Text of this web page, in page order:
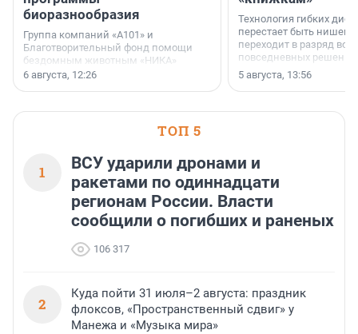
биоразнообразия
Группа компаний «А101» и
Благотворительный фонд помощи
бездомным животным «НИКА»
заключили соглашение о
6 августа, 12:26
Технология гибких
перестает быть
переходит в разряд
повседневных
5 августа, 13:56
ТОП 5
1
ВСУ ударили дронами и
ракетами по одиннадцати
регионам России. Власти
сообщили о погибших и раненых
106 317
2
Куда пойти 31 июля–2 августа: праздник
флоксов, «Пространственный сдвиг» у
Манежа и «Музыка мира»